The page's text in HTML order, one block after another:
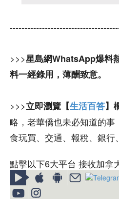
>>>星島網WhatsApp爆料
料一經錄用，薄酬致意。
>>>立即瀏覽【生活百答】
略，老華僑也未必知道的事
食玩買、交通、報稅、銀行
點擊以下6大平台 接收加拿